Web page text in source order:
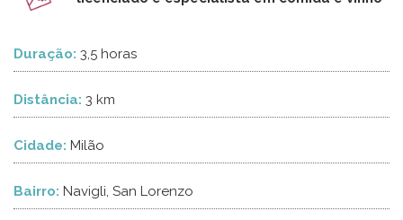
Duração: 3,5 horas
Distância: 3 km
Cidade: Milão
Bairro: Navigli, San Lorenzo